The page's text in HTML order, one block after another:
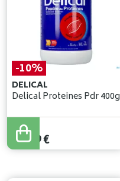
-10%
DELICAL
Delical Proteines Pdr 400g
21,55
19,39€